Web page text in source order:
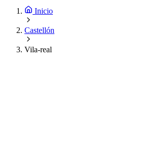
Inicio
Castellón
Vila-real